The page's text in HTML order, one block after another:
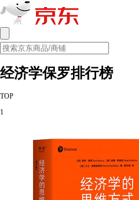
经济学保罗排行榜
TOP
1